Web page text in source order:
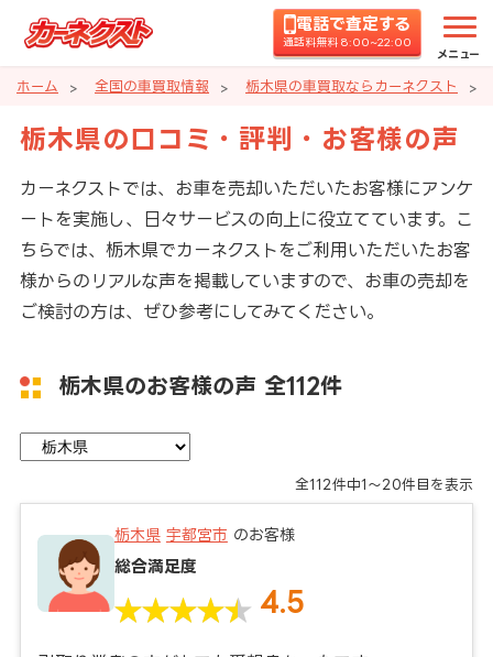
電話で査定する
通話料無料 8:00~22:00
メニュー
ホーム 全国の車買取情報 栃木県の車買取ならカーネクスト
栃木県の口コミ・評判・お客様の声
カーネクストでは、お車を売却いただいたお客様にアンケ
ートを実施し、日々サービスの向上に役立てています。こ
ちらでは、栃木県でカーネクストをご利用いただいたお客
様からのリアルな声を掲載していますので、お車の売却を
ご検討の方は、ぜひ参考にしてみてください。
栃木県のお客様の声 全112件
全112件中1～20件目を表示
栃木県 宇都宮市 のお客様
総合満足度
4.5